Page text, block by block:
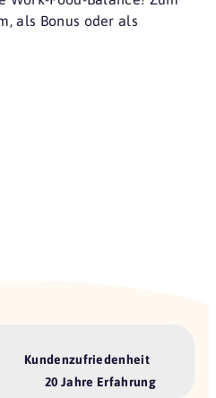
als Bonus oder als
Kundenzufriedenheit
20 Jahre Erfahrung